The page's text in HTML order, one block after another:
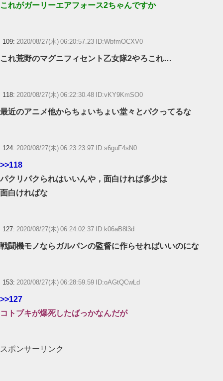
これがガーリーエアフォース2ちゃんですか
109: 2020/08/27(木) 06:20:57.23 ID:WbfmOCXV0
これ荒野のマグニフィセント乙女隊2やろこれ…
118: 2020/08/27(木) 06:22:30.48 ID:vKY9KmSO0
最近のアニメ他からちょいちょい堂々とパクってるな
124: 2020/08/27(木) 06:23:23.97 ID:s6guF4sN0
>>118
パクリパクられはいいんや，面白ければ多少は
面白ければな
127: 2020/08/27(木) 06:24:02.37 ID:k06aB8l3d
戦闘機モノならガルパンの監督に作らせればいいのにな
153: 2020/08/27(木) 06:28:59.59 ID:oAGtQCwLd
>>127
コトブキが爆死したばっかなんだが
スポンサーリンク